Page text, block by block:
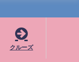
クルーズ